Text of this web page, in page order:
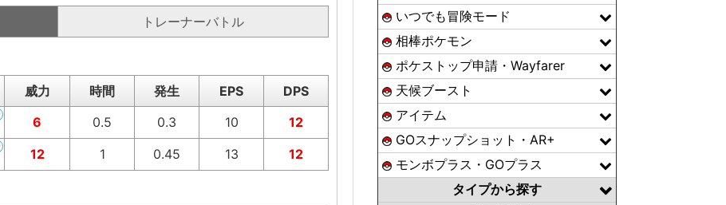
トレーナーバトル
威力 時間 発生 EPS
DPS
6 0.5 0.3 10
12
12 1 0.45 13 12
いつでも冒険モード
相棒ポケモン
ポケストップ申請・Wayfarer
天候ブースト
アイテム
GOスナップショット・AR+
モンボプラス・GOプラス
タイプから探す